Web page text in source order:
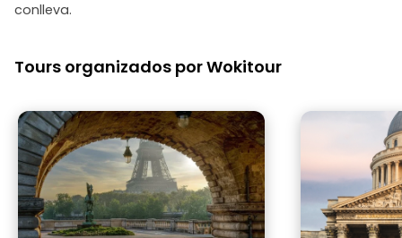
conlleva.
Tours organizados por Wokitour